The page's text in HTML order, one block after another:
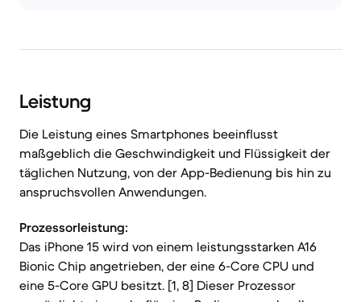
Leistung
Die Leistung eines Smartphones beeinflusst
maßgeblich die Geschwindigkeit und Flüssigkeit der
täglichen Nutzung, von der App-Bedienung bis hin zu
anspruchsvollen Anwendungen.
Prozessorleistung:
Das iPhone 15 wird von einem leistungsstarken A16
Bionic Chip angetrieben, der eine 6-Core CPU und
eine 5-Core GPU besitzt. [1, 8] Dieser Prozessor